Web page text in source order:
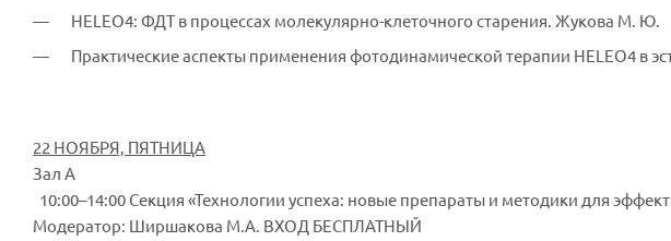
HELEO4: ФДТ в процессах молекулярно-клеточного старения. Жукова М. Ю.
Практические аспекты применения фотодинамической терапии HELEO4 в
22 НОЯБРЯ, ПЯТНИЦА
Зал А
10:00–14:00 Секция «Технологии успеха: новые препараты и методики для
Модератор: Ширшакова М.А. ВХОД БЕСПЛАТНЫЙ